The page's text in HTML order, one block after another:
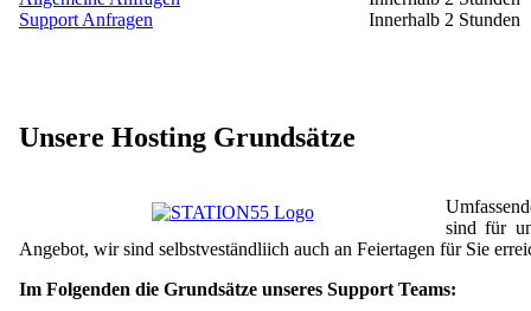
Support Anfragen
Innerhalb 2 Stunden
Unsere Hosting Grundsätze
sind für
Angebot, wir sind selbstveständliich auch an Feiertagen für Sie
Im Folgenden die Grundsätze unseres Support Teams: